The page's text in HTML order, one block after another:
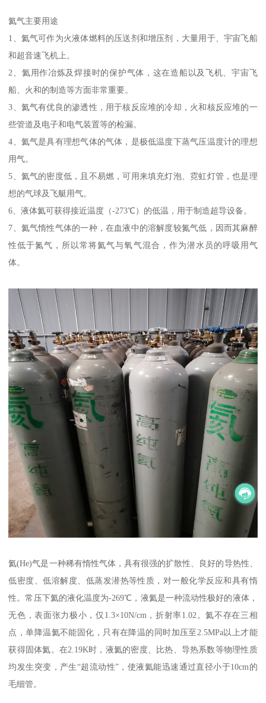
氦气主要用途
1、氦气可作为火液体燃料的压送剂和增压剂，大量用于、宇宙飞船
和超音速飞机上。
2、氦用作冶炼及焊接时的保护气体，这在造船以及飞机、宇宙飞
船、火和的制造等方面非常重要。
3、氦气有优良的渗透性，用于核反应堆的冷却，火和核反应堆的一
些管道及电子和电气装置等的检漏。
4、氦气是具有理想气体的气体，是极低温度下蒸气压温度计的理想
用气。
5、氦气的密度低，且不易燃，可用来填充灯泡、霓虹灯管，也是理
想的气球及飞艇用气。
6、液体氦可获得接近温度（-273℃）的低温，用于制造超导设备。
7、氦气惰性气体的一种，在血液中的溶解度较氮气低，因而其麻醉
性低于氮气，所以常将氦气与氧气混合，作为潜水员的呼吸用气
体。
氦(He)气是一种稀有惰性气体，具有很强的扩散性、良好的导热性、
低密度、低溶解度、低蒸发潜热等性质，对一般化学反应和具有惰
性。常压下氦的液化温度为-269℃，液氦是一种流动性极好的液体，
无色，表面张力极小，仅1.3×10N/cm，折射率1.02。氦不存在三相
点，单降温氦不能固化，只有在降温的同时加压至2.5MPa以上才能
获得固体氦。在2.19K时，液氦的密度、比热、导热系数等物理性质
均发生突变，产生“超流动性”，使液氦能迅速通过直径小于10cm的
毛细管。